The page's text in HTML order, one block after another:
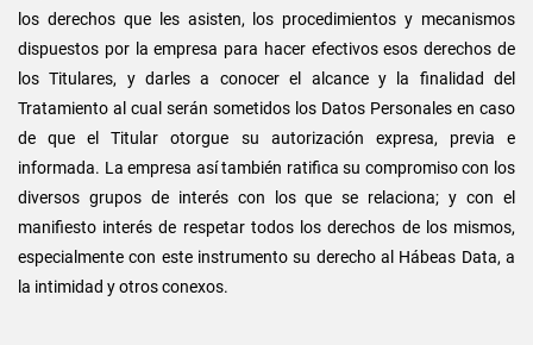
los derechos que les asisten, los procedimientos y mecanismos
dispuestos por la empresa para hacer efectivos esos derechos de
los Titulares, y darles a conocer el alcance y la finalidad del
Tratamiento al cual serán sometidos los Datos Personales en caso
de que el Titular otorgue su autorización expresa, previa e
informada. La empresa así también ratifica su compromiso con los
diversos grupos de interés con los que se relaciona; y con el
manifiesto interés de respetar todos los derechos de los mismos,
especialmente con este instrumento su derecho al Hábeas Data, a
la intimidad y otros conexos.